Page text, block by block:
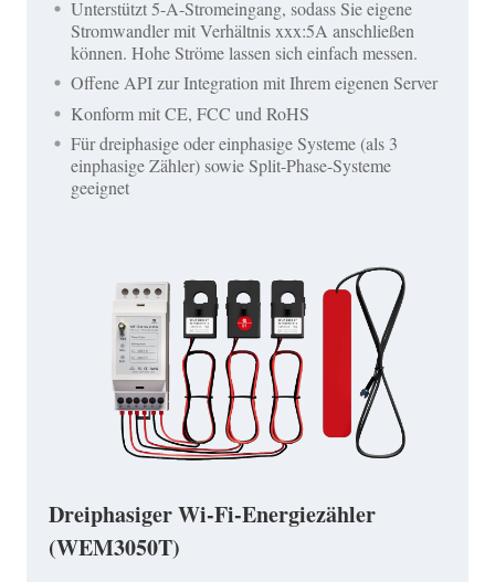
Unterstützt 5-A-Stromeingang, sodass Sie eigene
Stromwandler mit Verhältnis xxx:5A anschließen
können. Hohe Ströme lassen sich einfach messen.
Offene API zur Integration mit Ihrem eigenen Server
Konform mit CE, FCC und RoHS
Für dreiphasige oder einphasige Systeme (als 3
einphasige Zähler) sowie Split-Phase-Systeme
geeignet
Dreiphasiger Wi-Fi-Energiezähler
(WEM3050T)